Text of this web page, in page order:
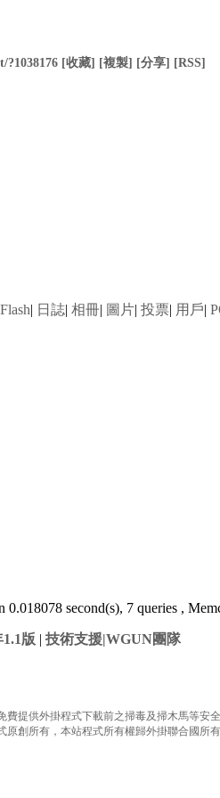
?1038176 [收藏] [複製] [分享] [RSS]
Flash| 日誌| 相冊| 圖片| 投票| 用戶|
0.018078 second(s), 7 queries ,
版 | 技術支援|WGUN團隊
供外掛程式下載前之掃毒及掃木馬等安
創所有，本站程式所有權歸外掛聯合國所